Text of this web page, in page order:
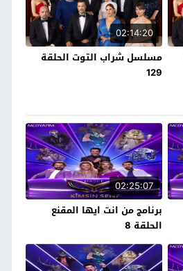
02:14:20
مسلسل شراب التوت الحلقة
129
02:25:07
برنامج من انت ايها المقنع
الحلقة 8